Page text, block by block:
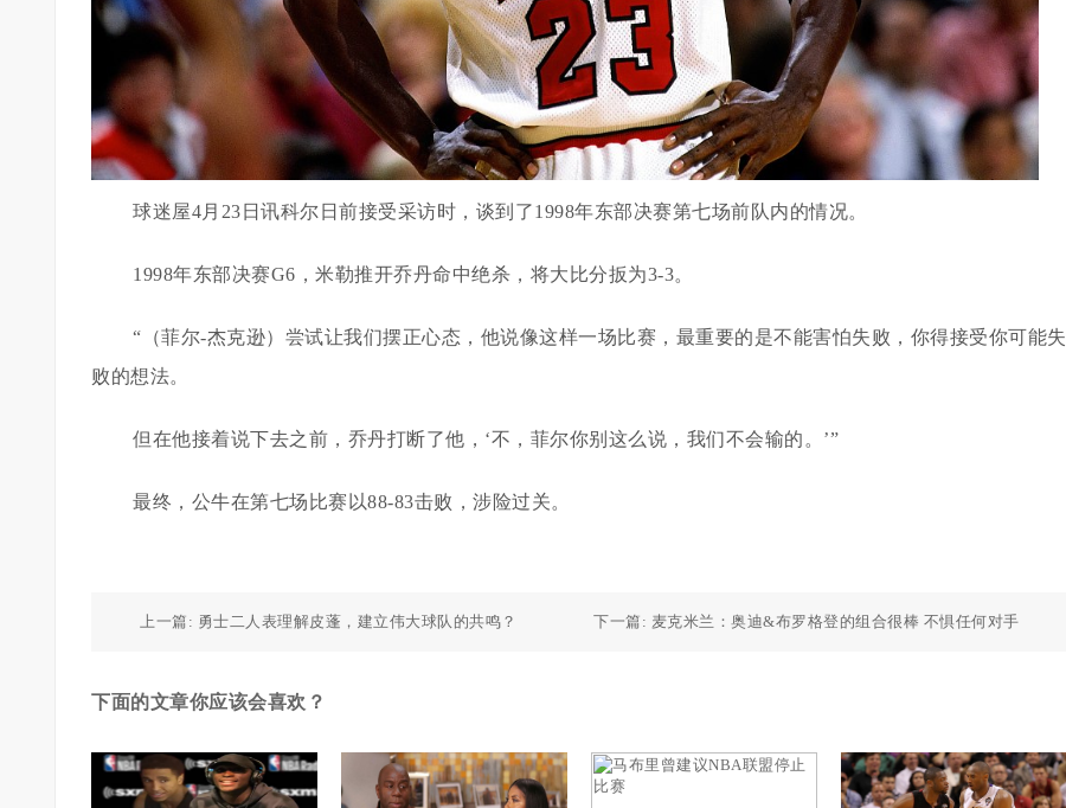
球迷屋4月23日讯科尔日前接受采访时，谈到了1998年东部决赛第七场前队内的情况。
1998年东部决赛G6，米勒推开乔丹命中绝杀，将大比分扳为3-3。
“（菲尔-杰克逊）尝试让我们摆正心态，他说像这样一场比赛，最重要的是不能害怕失败，你得接受你可能失
败的想法。
但在他接着说下去之前，乔丹打断了他，‘不，菲尔你别这么说，我们不会输的。’”
最终，公牛在第七场比赛以88-83击败，涉险过关。
上一篇: 勇士二人表理解皮蓬，建立伟大球队的共鸣？ 下一篇: 麦克米兰：奥迪&布罗格登的组合很棒 不惧任何对手
下面的文章你应该会喜欢？